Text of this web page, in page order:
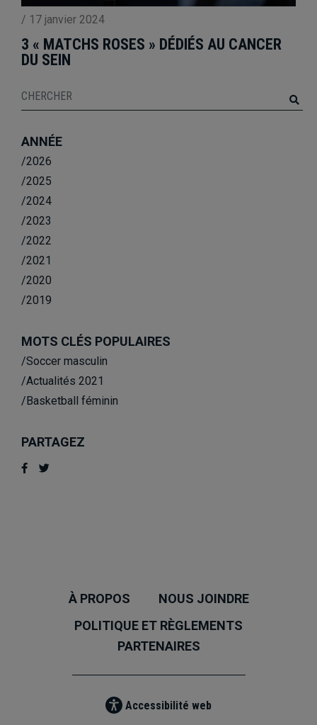
/ 17 janvier 2024
3 « MATCHS ROSES » DÉDIÉS AU CANCER
DU SEIN
ANNÉE
/2026
/2025
/2024
/2023
/2022
/2021
/2020
/2019
MOTS CLÉS POPULAIRES
/Soccer masculin
/Actualités 2021
/Basketball féminin
PARTAGEZ
À PROPOS
NOUS JOINDRE
POLITIQUE ET RÈGLEMENTS
PARTENAIRES
Accessibilité web